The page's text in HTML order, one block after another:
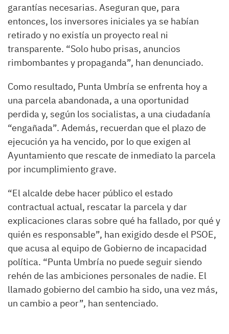
garantías necesarias. Aseguran que, para
entonces, los inversores iniciales ya se habían
retirado y no existía un proyecto real ni
transparente. “Solo hubo prisas, anuncios
rimbombantes y propaganda”, han denunciado.
Como resultado, Punta Umbría se enfrenta hoy a
una parcela abandonada, a una oportunidad
perdida y, según los socialistas, a una ciudadanía
“engañada”. Además, recuerdan que el plazo de
ejecución ya ha vencido, por lo que exigen al
Ayuntamiento que rescate de inmediato la parcela
por incumplimiento grave.
“El alcalde debe hacer público el estado
contractual actual, rescatar la parcela y dar
explicaciones claras sobre qué ha fallado, por qué y
quién es responsable”, han exigido desde el PSOE,
que acusa al equipo de Gobierno de incapacidad
política. “Punta Umbría no puede seguir siendo
rehén de las ambiciones personales de nadie. El
llamado gobierno del cambio ha sido, una vez más,
un cambio a peor”, han sentenciado.